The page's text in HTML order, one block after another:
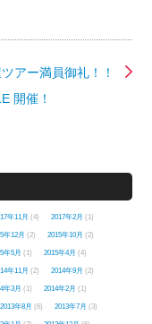
アー満員御礼！！
開催！
年11月 (4) 2017年2月 (1)
年12月 (2) 2015年10月 (2)
年5月 (1) 2015年4月 (4)
年11月 (2) 2014年9月 (2)
年3月 (1) 2014年2月 (1)
2013年8月 (6) 2013年7月 (3)